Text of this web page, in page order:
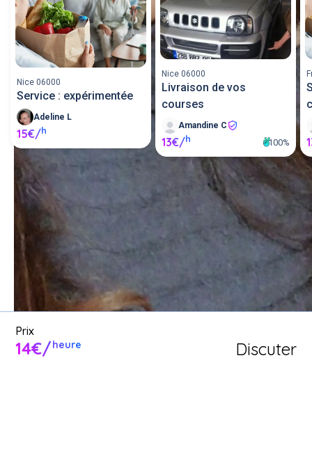
Discuter
Prix
14€/heure
Nice 06000
Service : expérimentée
Adeline L
15€/h
Nice 06000
Livraison de vos
courses
Amandine C
13€/h 100%
Demande un service d'aide aux
courses entre voisins ou
proposer mes services d'aide
Poster une annonce